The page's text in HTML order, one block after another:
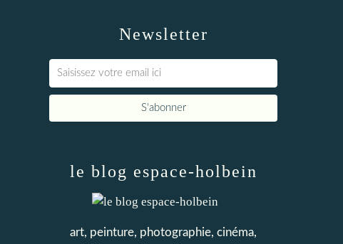
Newsletter
le blog espace-holbein
art, peinture, photographie, cinéma,